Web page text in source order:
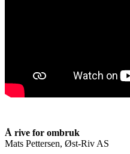
Å rive for ombruk
Mats Pettersen, Øst-Riv AS